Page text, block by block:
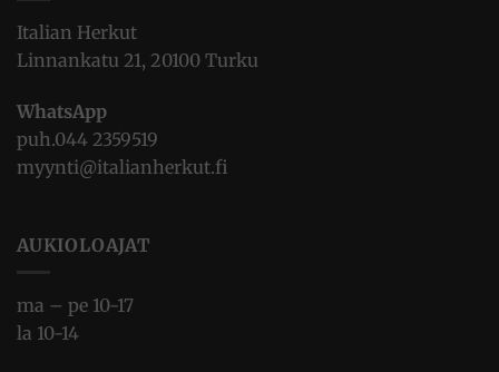
Italian Herkut
Linnankatu 21, 20100 Turku
WhatsApp
puh.044 2359519
myynti@italianherkut.fi
AUKIOLOAJAT
ma – pe 10-17
la 10-14